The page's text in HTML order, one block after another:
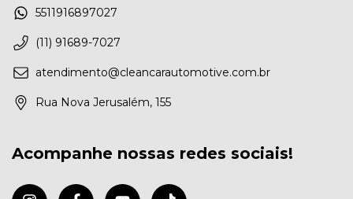
5511916897027
(11) 91689-7027
atendimento@cleancarautomotive.com.br
Rua Nova Jerusalém, 155
Acompanhe nossas redes sociais!